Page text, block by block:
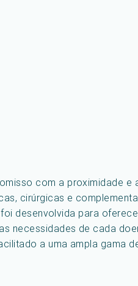
com a proximidade e
cirúrgicas e
desenvolvida para
necessidades de cada
a uma ampla gama